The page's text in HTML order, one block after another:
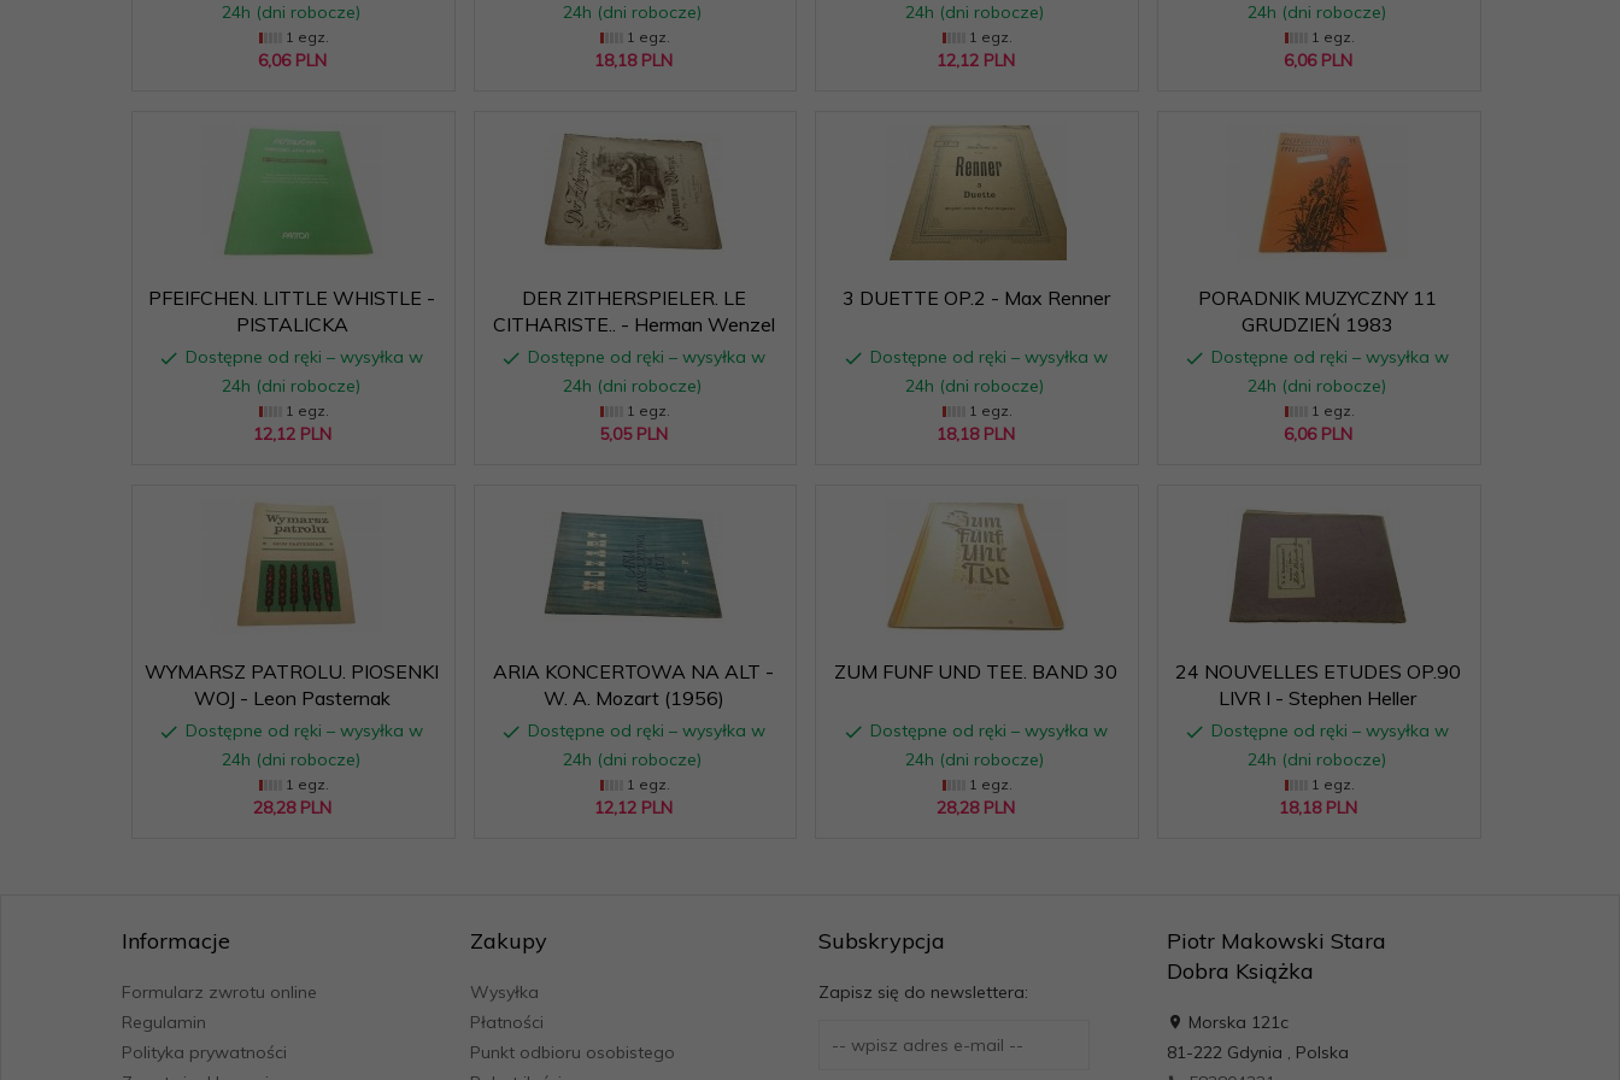
24h (dni robocze)
1 egz.
6,06 PLN
24h (dni robocze)
1 egz.
18,18 PLN
24h (dni robocze)
1 egz.
12,12 PLN
24h (dni robocze)
1 egz.
6,06 PLN
PFEIFCHEN. LITTLE WHISTLE -
PISTALICKA
Dostępne od ręki – wysyłka w
24h (dni robocze)
1 egz.
12,12 PLN
DER ZITHERSPIELER. LE
CITHARISTE.. - Herman Wenzel
Dostępne od ręki – wysyłka w
24h (dni robocze)
1 egz.
5,05 PLN
3 DUETTE OP.2 - Max Renner
Dostępne od ręki – wysyłka w
24h (dni robocze)
1 egz.
18,18 PLN
PORADNIK MUZYCZNY 11
GRUDZIEŃ 1983
Dostępne od ręki – wysyłka w
24h (dni robocze)
1 egz.
6,06 PLN
WYMARSZ PATROLU. PIOSENKI
WOJ - Leon Pasternak
Dostępne od ręki – wysyłka w
24h (dni robocze)
1 egz.
28,28 PLN
ARIA KONCERTOWA NA ALT -
W. A. Mozart (1956)
Dostępne od ręki – wysyłka w
24h (dni robocze)
1 egz.
12,12 PLN
ZUM FUNF UND TEE. BAND 30
Dostępne od ręki – wysyłka w
24h (dni robocze)
1 egz.
28,28 PLN
24 NOUVELLES ETUDES OP.90
LIVR I - Stephen Heller
Dostępne od ręki – wysyłka w
24h (dni robocze)
1 egz.
18,18 PLN
Informacje
Formularz zwrotu online
Regulamin
Polityka prywatności
Zakupy
Wysyłka
Płatności
Punkt odbioru osobistego
Subskrypcja
Zapisz się do newslettera:
Piotr Makowski Stara
Dobra Książka
Morska 121c
81-222 Gdynia , Polska